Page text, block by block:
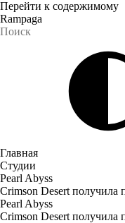
Перейти к содержимому
Rampaga
Главная
Студии
Pearl Abyss
Crimson Desert
Pearl Abyss
Crimson Desert